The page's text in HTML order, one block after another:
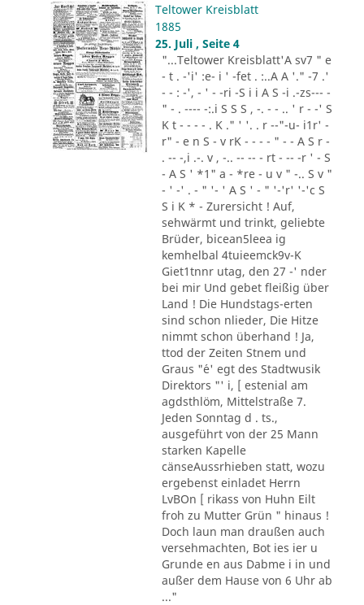
Teltower Kreisblatt
1885
25. Juli , Seite 4
"...Teltower Kreisblatt'A sv7 " e
- t . -'i' :e- i ' -fet . :..A A '." -7 .'
- - : -', - ' - -ri -S i i A S -i .-zs--- -
" - . ---- -:.i S S S , -. - - .. ' r - -' S
K t - - - - . K ." ' '. . r --"-u- i1r' -
r" - e n S - v rK - - - - " - - A S r -
. -- -,i .-. v , -.. -- -- - rt - -- -r ' - S
- A S ' *1" a - *re - u v " -.. S v "
- ' -' . - " '- ' A S ' - " '-'r' '-'c S
S i K * - Zurersicht ! Auf,
sehwärmt und trinkt, geliebte
Brüder, bicean5leea ig
kemhelbal 4tuieemck9v-K
Giet1tnnr utag, den 27 -' nder
bei mir Und gebet fleißig über
Land ! Die Hundstags-erten
sind schon nlieder, Die Hitze
nimmt schon überhand ! Ja,
ttod der Zeiten Stnem und
Graus "´e' egt des Stadtwusik
Direktors "' i, [ estenial am
agdsthlöm, Mittelstraße 7.
Jeden Sonntag d . ts.,
ausgeführt von der 25 Mann
starken Kapelle
cänseAussrhieben statt, wozu
ergebenst einladet Herrn
LvBOn [ rikass von Huhn Eilt
froh zu Mutter Grün " hinaus !
Doch laun man draußen auch
versehmachten, Bot ies ier u
Grunde en aus Dabme i in und
außer dem Hause von 6 Uhr ab
..."